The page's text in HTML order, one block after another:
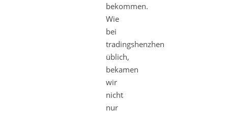
bekommen.
Wie
bei
tradingshenzhen
üblich,
bekamen
wir
nicht
nur